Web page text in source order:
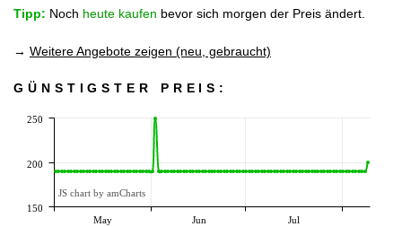
Tipp: Noch heute kaufen bevor sich morgen der Preis ändert.
→ Weitere Angebote zeigen (neu, gebraucht)
GÜNSTIGSTER PREIS:
May Jun Jul
150
200
250
JS chart by amCharts